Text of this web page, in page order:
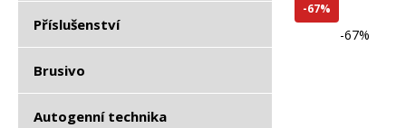
Příslušenství
Brusivo
Autogenní technika
-67%
-67%